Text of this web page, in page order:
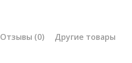
Отзывы (0) Другие товары